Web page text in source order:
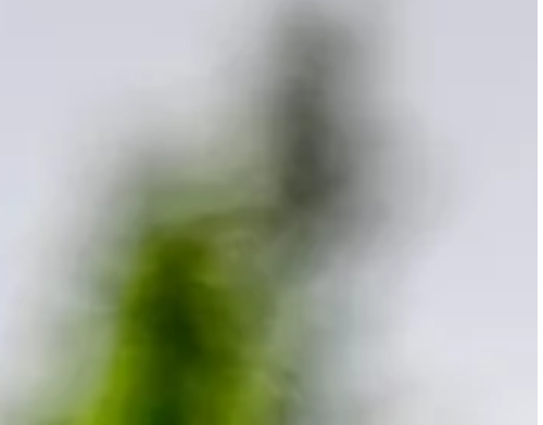
niemal każdej
uwielbiają zarówno
Produkty wytwarzane na rynku przez